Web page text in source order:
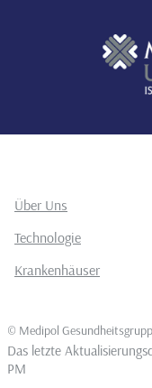
Über Uns
Technologie
Krankenhäuser
© Medipol
Das letzte
PM